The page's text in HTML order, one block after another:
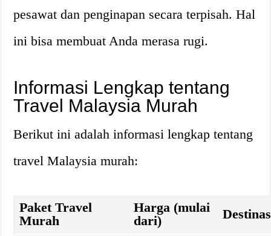
pesawat dan penginapan secara terpisah. Hal
ini bisa membuat Anda merasa rugi.
Informasi Lengkap tentang
Travel Malaysia Murah
Berikut ini adalah informasi lengkap tentang
travel Malaysia murah:
Paket Travel
Murah
Harga (mulai
dari)